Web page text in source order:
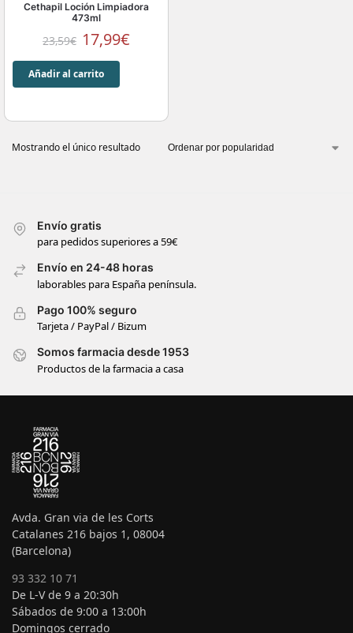
Cethapil Loción Limpiadora
473ml
23,59€ 17,99€
Añadir al carrito
Mostrando el único resultado
Envío gratis
para pedidos superiores a 59€
Envío en 24-48 horas
laborables para España península.
Pago 100% seguro
Tarjeta / PayPal / Bizum
Somos farmacia desde 1953
Productos de la farmacia a casa
Avda. Gran via de les Corts
Catalanes 216 bajos 1, 08004
(Barcelona)
93 332 10 71
De L-V de 9 a 20:30h
Sábados de 9:00 a 13:00h
Domingos cerrado